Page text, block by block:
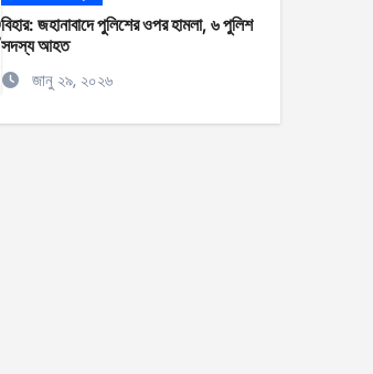
বিহার: জহানাবাদে পুলিশের ওপর হামলা, ৬ পুলিশ
সদস্য আহত
জানু ২৯, ২০২৬